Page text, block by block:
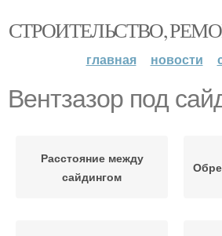
СТРОИТЕЛЬСТВО,
главная новости
Вентзазор под
Расстояние между
сайдингом